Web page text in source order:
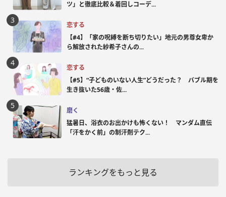
ツ」と徹底比較＆着回しコーデ...
恋する
【#4】「家の呪縛を断ち切りたい」地元の男尊女卑か
ら解放された紗希子さんの...
恋する
【#5】“子どものいない人生”どうだった？ バブル期を
生き抜いた56歳・佐...
磨く
猛暑日、浴衣のお出かけも怖くない！ マンダム直伝
「汗をかく前」の制汗剤テク...
ランキングをもっと見る